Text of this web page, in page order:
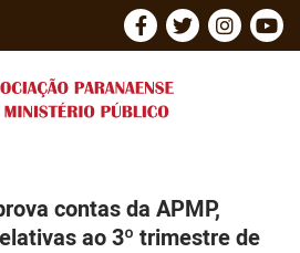
contas da APMP,
ao 3º trimestre de